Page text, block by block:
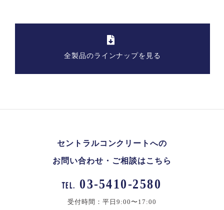
全製品のラインナップを見る
セントラルコンクリートへの
お問い合わせ・ご相談はこちら
TEL. 03-5410-2580
受付時間：平日9:00〜17:00